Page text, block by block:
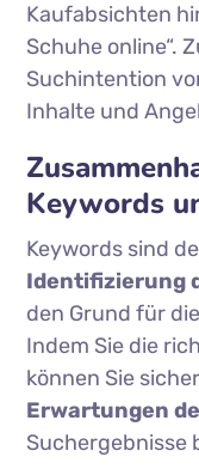
Kaufabsichten
Schuhe online“.
Suchintention
Inhalte und
Keywords
Keywords sind
Identifizierung
den Grund für
Indem Sie die
können Sie
Erwartungen
Suchergebnisse